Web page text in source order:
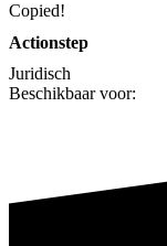
Copied!
Actionstep
Juridisch
Beschikbaar voor: